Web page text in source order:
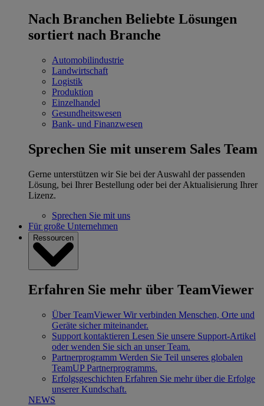
Nach Branchen Beliebte Lösungen
sortiert nach Branche
Automobilindustrie
Landwirtschaft
Logistik
Produktion
Einzelhandel
Gesundheitswesen
Bank- und Finanzwesen
Sprechen Sie mit unserem Sales Team
Gerne unterstützen wir Sie bei der Auswahl der passenden
Lösung, bei Ihrer Bestellung oder bei der Aktualisierung Ihrer
Lizenz.
Sprechen Sie mit uns
Für große Unternehmen
Ressourcen
Erfahren Sie mehr über TeamViewer
Über TeamViewer Wir verbinden Menschen, Orte und
Geräte sicher miteinander.
Support kontaktieren Lesen Sie unsere Support-Artikel
oder wenden Sie sich an unser Team.
Partnerprogramm Werden Sie Teil unseres globalen
TeamUP Partnerprogramms.
Erfolgsgeschichten Erfahren Sie mehr über die Erfolge
unserer Kundschaft.
NEWS